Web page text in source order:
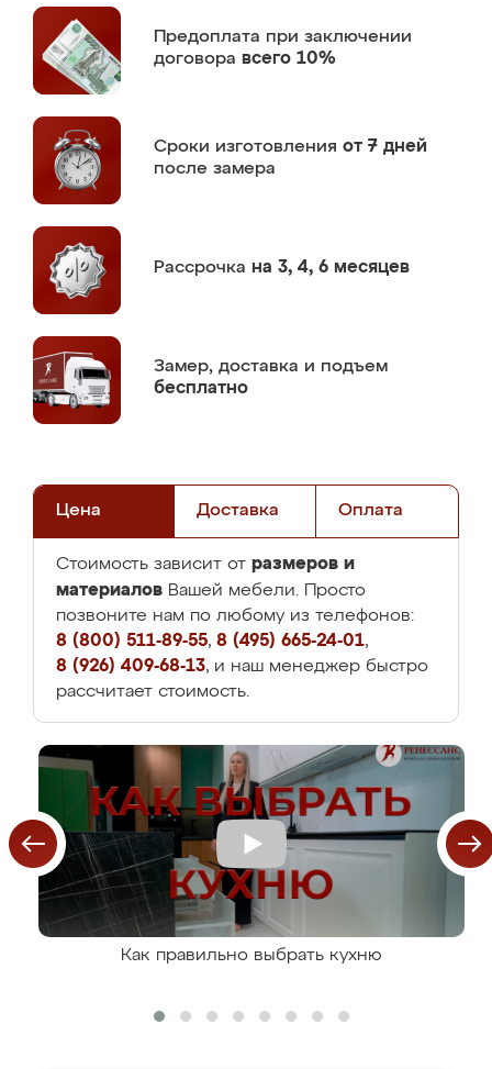
Предоплата при заключении
договора всего 10%
Сроки изготовления от 7 дней
после замера
Рассрочка на 3, 4, 6 месяцев
Замер, доставка и подъем
бесплатно
Цена Доставка Оплата
Стоимость зависит от размеров и
материалов Вашей мебели. Просто
позвоните нам по любому из телефонов:
8 (800) 511-89-55, 8 (495) 665-24-01,
8 (926) 409-68-13, и наш менеджер быстро
рассчитает стоимость.
Как правильно выбрать кухню